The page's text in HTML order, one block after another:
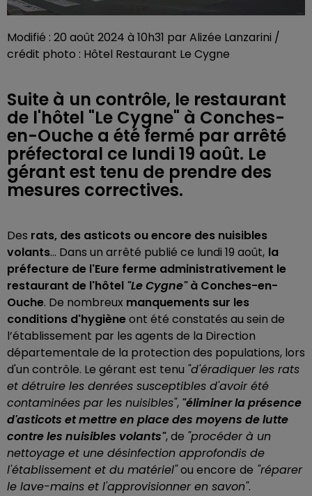
Modifié : 20 août 2024 à 10h31 par Alizée Lanzarini /
crédit photo : Hôtel Restaurant Le Cygne
Suite à un contrôle, le restaurant
de l'hôtel "Le Cygne" à Conches-
en-Ouche a été fermé par arrêté
préfectoral ce lundi 19 août. Le
gérant est tenu de prendre des
mesures correctives.
Des rats, des asticots ou encore des nuisibles
volants... Dans un arrêté publié ce lundi 19 août, la
préfecture de l'Eure ferme administrativement le
restaurant de l'hôtel "Le Cygne"à Conches-en-
Ouche. De nombreux manquements sur les
conditions d'hygièneont été constatés au sein de
l’établissement par les agents de la Direction
départementale de la protection des populations, lors
d'un contrôle. Le gérant est tenu "d'éradiquer les rats
et détruire les denrées susceptibles d'avoir été
contaminées par les nuisibles", "éliminer la présence
d'asticots et mettre en place des moyens de lutte
contre les nuisibles volants", de "procéder à un
nettoyage et une désinfection approfondis de
l'établissement et du matériel"ou encore de "réparer
le lave-mains et l'approvisionner en savon".